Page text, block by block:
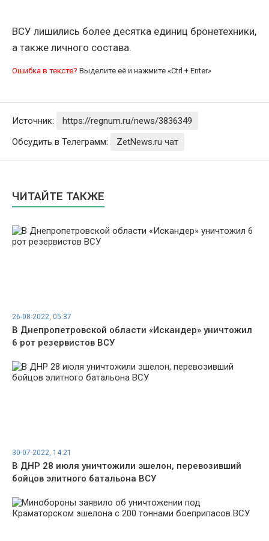
ВСУ лишились более десятка единиц бронетехники,
а также личного состава.
Ошибка в тексте? Выделите её и нажмите «Ctrl + Enter»
Источник:
https://regnum.ru/news/3836349
Обсудить в Телеграмм:
ZetNews.ru чат
ЧИТАЙТЕ ТАКЖЕ
26-08-2022, 05:37
В Днепропетровской области «Искандер» уничтожил
6 рот резервистов ВСУ
30-07-2022, 14:21
В ДНР 28 июля уничтожили эшелон, перевозивший
бойцов элитного батальона ВСУ